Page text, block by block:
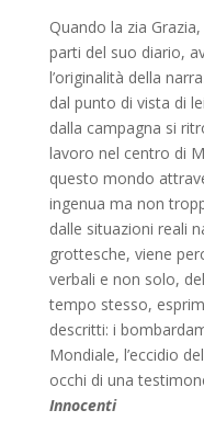
Quando la zia
parti del suo diario,
l’originalità della
dal punto di vista di
dalla campagna si
lavoro nel centro di
questo mondo
ingenua ma non
dalle situazioni reali
grottesche, viene
verbali e non solo,
tempo stesso,
descritti: i
Mondiale, l’eccidio
occhi di una
Innocenti